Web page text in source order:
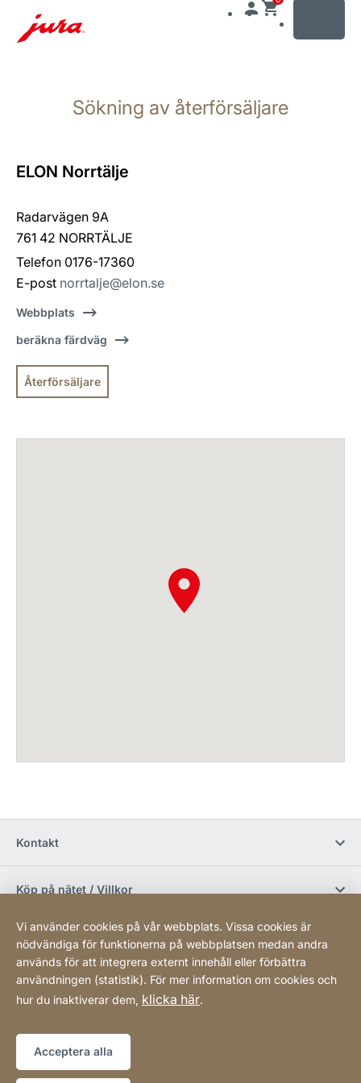
sökning
Sökning av återförsäljare
ELON Norrtälje
Radarvägen 9A
761 42 NORRTÄLJE
Telefon 0176-17360
E-post norrtalje@elon.se
Webbplats
beräkna färdväg
Återförsäljare
Kontakt
Köp på nätet / Villkor
Newsletter
Webbplats
[Website
information]
Sitemap
Vi använder cookies på vår webbplats. Vissa cookies är
nödvändiga för funktionerna på webbplatsen medan andra
används för att integrera externt innehåll eller förbättra
användningen (statistik). För mer information om cookies och
hur du inaktiverar dem, klicka här.
Acceptera alla